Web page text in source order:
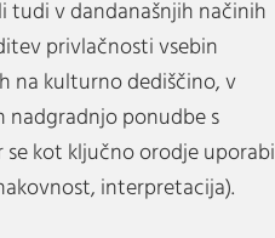
tudi v dandanašnjih načinih
privlačnosti vsebin
na kulturno dediščino, v
nadgradnjo ponudbe s
kot ključno orodje uporabi
interpretacija).